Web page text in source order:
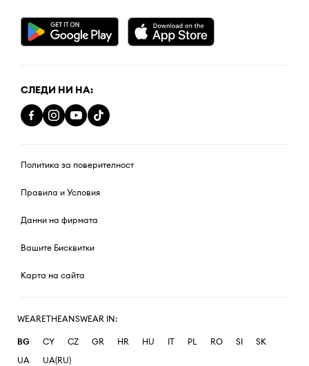
СЛЕДИ НИ НА:
Политика за поверителност
Правила и Условия
Данни на фирмата
Вашите Бисквитки
Карта на сайта
WEARETHEANSWEAR IN:
BG CY CZ GR HR HU IT PL RO SI
SK
UA
UA(RU)